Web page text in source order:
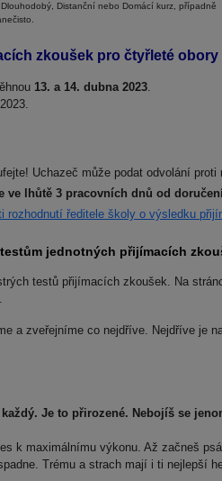
Distanční nebo Domácí kurz, případně
zkoušek pro čtyřleté
13. a 14. dubna 2023
Uchazeč může podat odvolání
ve lhůtě 3 pracovních dnů od
rozhodnutí ředitele školy o výsledku
jednotných přijímacích
testů přijímacích zkoušek. Na
a zveřejníme co nejdříve. Nejdříve je
Je to přirozené. Nebojíš se
k maximálnímu výkonu. Až začneš
Trému a strach mají i ti nejlepší